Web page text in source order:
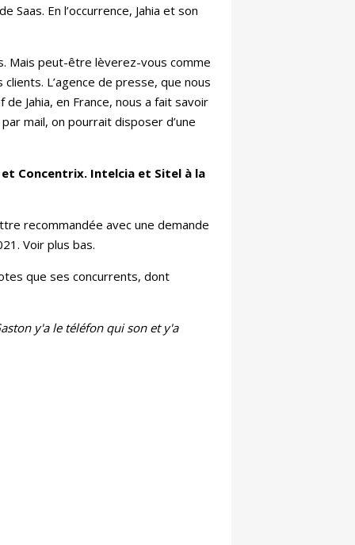
En l’occurrence, Jahia et son
Mais peut-être lèverez-vous comme
L’agence de presse, que nous
Jahia, en France, nous a fait savoir
mail, on pourrait disposer d’une
Concentrix. Intelcia et Sitel à la
recommandée avec une demande
Voir plus bas.
que ses concurrents, dont
y'a le téléfon qui son et y'a